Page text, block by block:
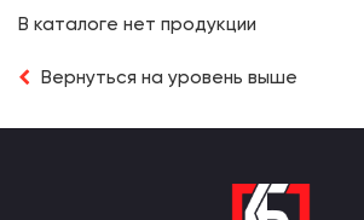
В каталоге нет продукции
Вернуться на уровень выше